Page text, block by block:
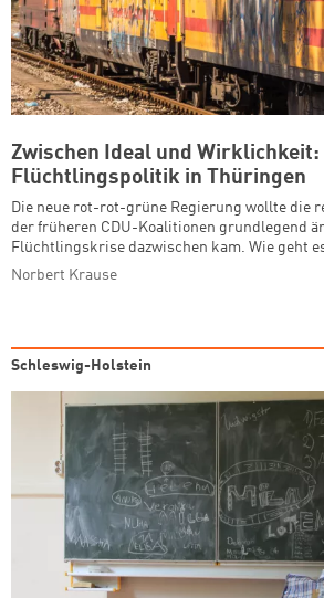
Zwischen Ideal und
Flüchtlingspolitik in Thüringen
Die neue rot-rot-grüne Regierung wollte die
der früheren CDU-Koalitionen grundlegend
Flüchtlingskrise dazwischen kam. Wie geht
Norbert Krause
Schleswig-Holstein